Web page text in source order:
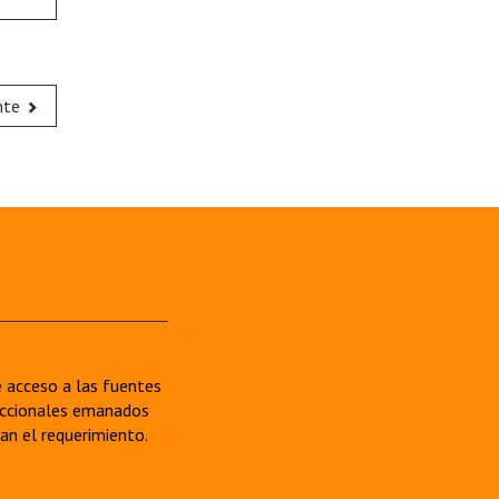
acceso a las fuentes
emanados
el requerimiento.